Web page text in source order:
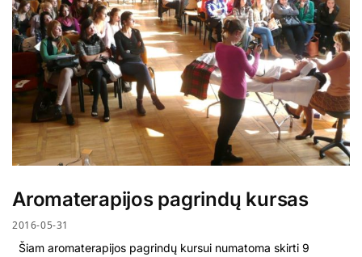
Aromaterapijos pagrindų kursas
2016-05-31
Šiam aromaterapijos pagrindų kursui numatoma skirti 9